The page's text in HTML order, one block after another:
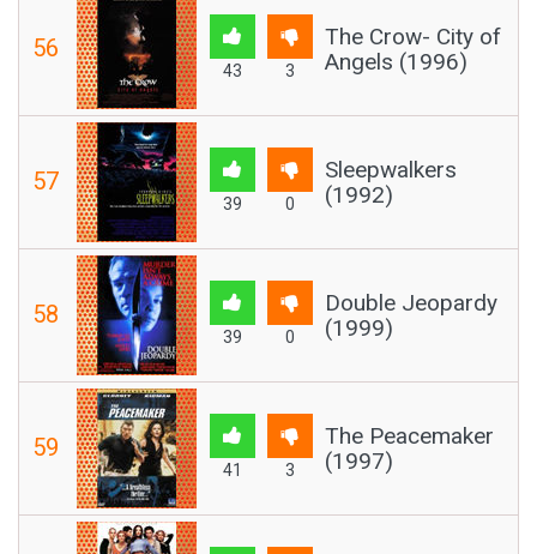
56
43 3
The Crow- City of
Angels (1996)
57
39 0
Sleepwalkers
(1992)
58
39 0
Double Jeopardy
(1999)
59
41 3
The Peacemaker
(1997)